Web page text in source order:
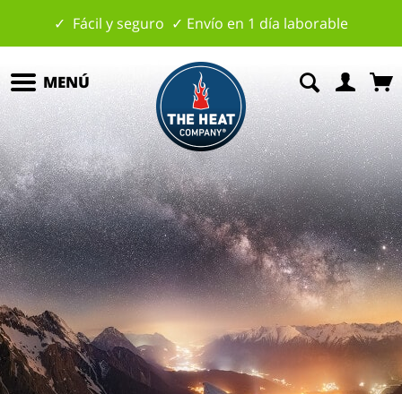
✓ Fácil y seguro ✓ Envío en 1 día laborable
MENÚ